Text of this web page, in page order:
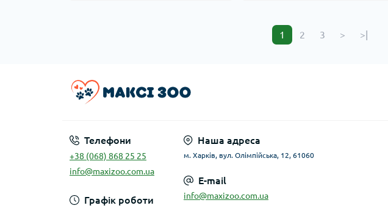
1 2 3 > >|
Телефони
+38 (068) 868 25 25
info@maxizoo.com.ua
Графік роботи
Наша адреса
м. Харків, вул. Олімпійська, 12, 61060
E-mail
info@maxizoo.com.ua